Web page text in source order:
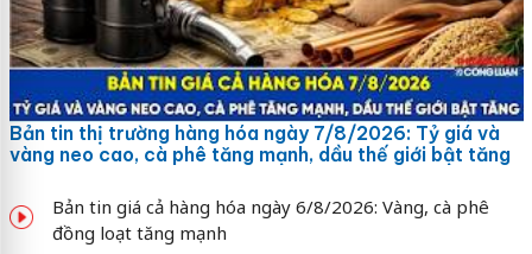
Bản tin thị trường hàng hóa ngày 7/8/2026: Tỷ giá và
vàng neo cao, cà phê tăng mạnh, dầu thế giới bật tăng
Bản tin giá cả hàng hóa ngày 6/8/2026: Vàng, cà phê
đồng loạt tăng mạnh